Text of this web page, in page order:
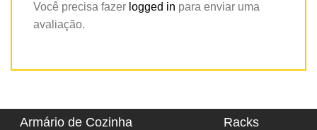
Você precisa fazer logged in para enviar uma
avaliação.
Armário de Cozinha Racks